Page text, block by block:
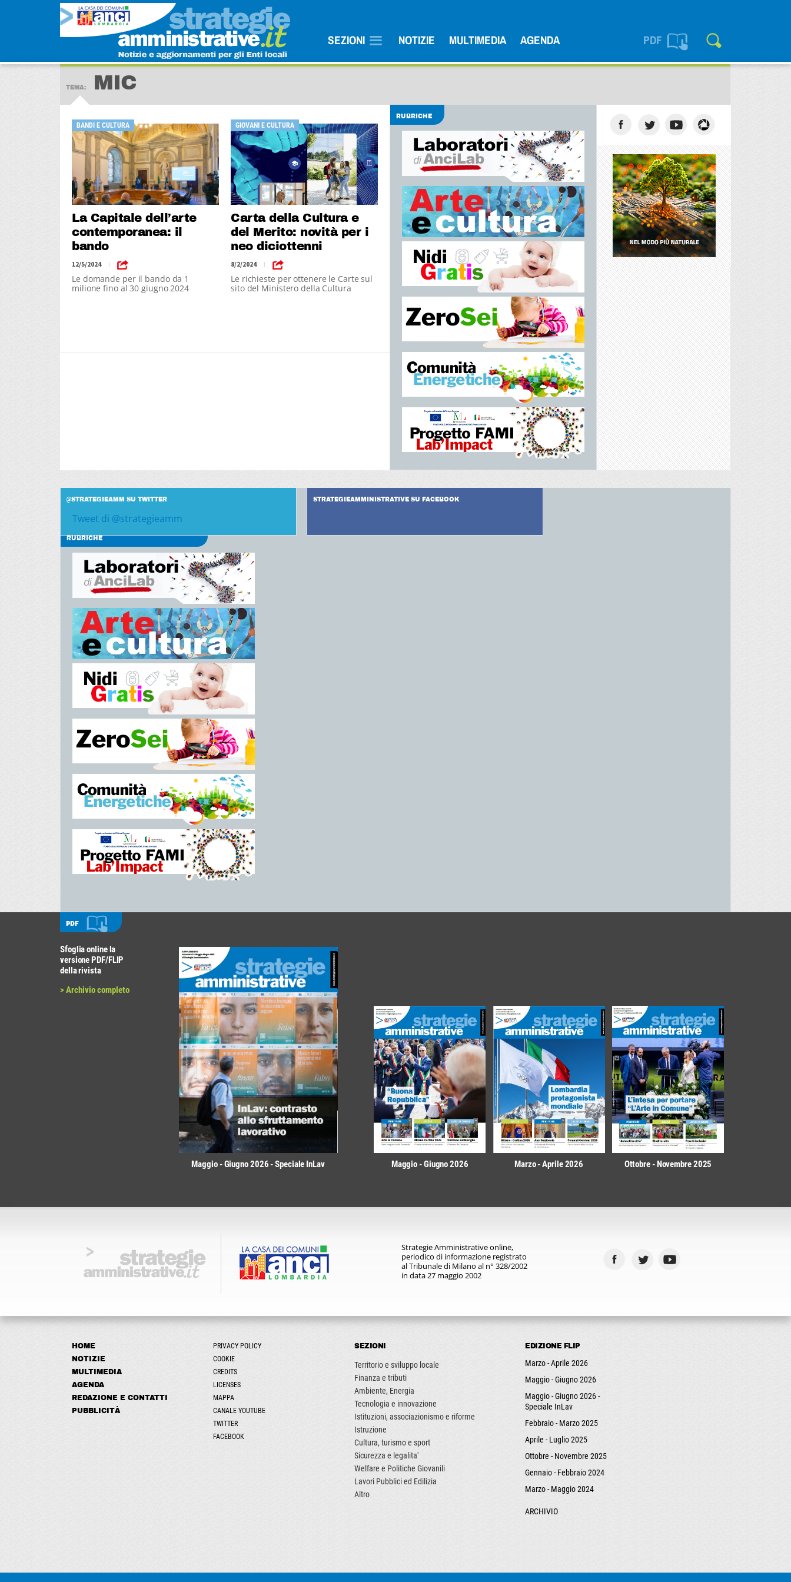
SEZIONI NOTIZIE MULTIMEDIA AGENDA PDF
TEMA: MIC
BANDI E CULTURA
La Capitale dell’arte
contemporanea: il
bando
12/5/2024 |
Le domande per il bando da 1
milione fino al 30 giugno 2024
GIOVANI E CULTURA
Carta della Cultura e
del Merito: novità per i
neo diciottenni
8/2/2024 |
Le richieste per ottenere le Carte sul
sito del Ministero della Cultura
RUBRICHE
@STRATEGIEAMM SU TWITTER
Tweet di @strategieamm
STRATEGIEAMMINISTRATIVE SU FACEBOOK
RUBRICHE
PDF
Sfoglia online la
versione PDF/FLIP
della rivista
> Archivio completo
Maggio - Giugno 2026 - Speciale InLav Maggio - Giugno 2026 Marzo - Aprile 2026 Ottobre - Novembre 2025
Strategie Amministrative online,
periodico di informazione registrato
al Tribunale di Milano al n° 328/2002
in data 27 maggio 2002
HOME
NOTIZIE
MULTIMEDIA
AGENDA
REDAZIONE E CONTATTI
PUBBLICITÀ
PRIVACY POLICY
COOKIE
CREDITS
LICENSES
MAPPA
CANALE YOUTUBE
TWITTER
FACEBOOK
SEZIONI
Territorio e sviluppo locale
Finanza e tributi
Ambiente, Energia
Tecnologia e innovazione
Istituzioni, associazionismo e riforme
Istruzione
Cultura, turismo e sport
Sicurezza e legalita'
Welfare e Politiche Giovanili
Lavori Pubblici ed Edilizia
Altro
EDIZIONE FLIP
Marzo - Aprile 2026
Maggio - Giugno 2026
Maggio - Giugno 2026 -
Speciale InLav
Febbraio - Marzo 2025
Aprile - Luglio 2025
Ottobre - Novembre 2025
Gennaio - Febbraio 2024
Marzo - Maggio 2024
ARCHIVIO